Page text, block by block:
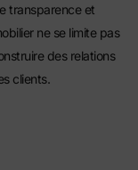
transparence et
ne se limite pas
des relations
clients.